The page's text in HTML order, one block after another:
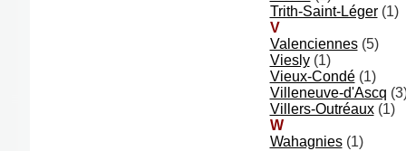
Trith-Saint-Léger(1)
V
Valenciennes(5)
Viesly(1)
Vieux-Condé(1)
Villeneuve-d'Ascq
Villers-Outréaux(1)
W
Wahagnies(1)